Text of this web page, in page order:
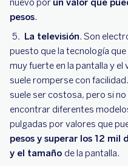
nuevo por un valor que
pesos.
La televisión. Son
puesto que la tecnología
muy fuerte en la pantalla y
suele romperse con
suele ser costosa, pero si
encontrar diferentes
pulgadas por valores que
pesos y superar los 12
y el tamaño de la pantalla.